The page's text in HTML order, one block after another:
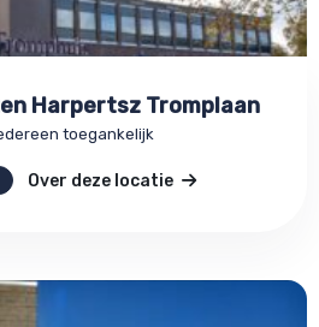
Harpertsz Tromplaan
toegankelijk
Over deze locatie